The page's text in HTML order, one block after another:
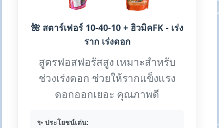
🌺 สตาร์เฟอร์ 10-40-10 + ฮิวมิคFK - เร่ง
ราก เร่งดอก
สูตรฟอสฟอรัสสูง เหมาะสำหรับ
ช่วงเร่งดอก ช่วยให้รากแข็งแรง
ดอกออกเยอะ คุณภาพดี
✨ ประโยชน์เด่น: